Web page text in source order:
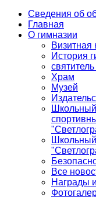
Сведения об
Главная
О гимназии
Визитная
История
Храм
Музей
Школьный
Все
Награды